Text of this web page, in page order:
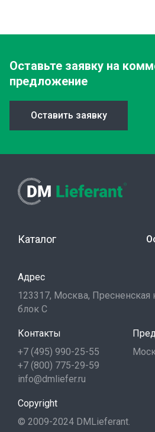
Оставьте заявку на
предложение
Оставить заявку
Каталог
Адрес
123317, Москва, Пресненская
блок С
Контакты
+7 (495) 990-25-55
+7 (800) 775-29-59
info@dmliefer.ru
Copyright
© 2009-2024 DMLieferant.